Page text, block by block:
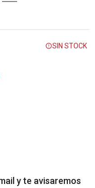
SIN STOCK
y te avisaremos